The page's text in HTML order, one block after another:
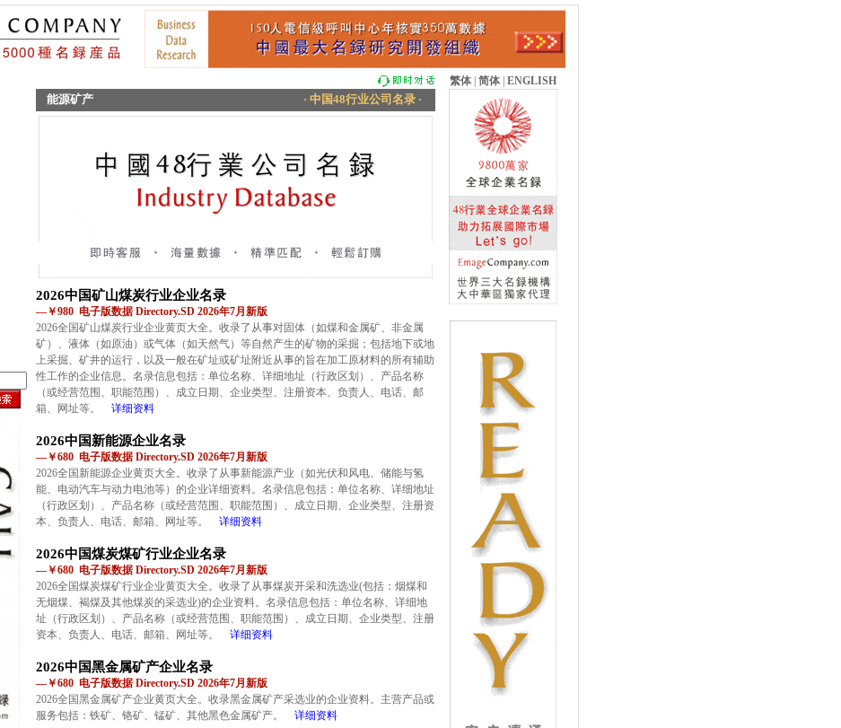
繁体 简体 ENGLISH
能源矿产 · 中国48行业公司名录 ·
2026中国矿山煤炭行业企业名录
—￥980 电子版数据 Directory.SD 2026年7月新版
2026全国矿山煤炭行业企业黄页大全。收录了从事对固体（如煤和金属矿、非金属
矿）、液体（如原油）或气体（如天然气）等自然产生的矿物的采掘；包括地下或地
上采掘、矿井的运行，以及一般在矿址或矿址附近从事的旨在加工原材料的所有辅助
性工作的企业信息。名录信息包括：单位名称、详细地址（行政区划）、产品名称
（或经营范围、职能范围）、成立日期、企业类型、注册资本、负责人、电话、邮
箱、网址等。
详细资料
2026中国新能源企业名录
—￥680 电子版数据 Directory.SD 2026年7月新版
2026全国新能源企业黄页大全。收录了从事新能源产业（如光伏和风电、储能与氢
能、电动汽车与动力电池等）的企业详细资料。名录信息包括：单位名称、详细地址
（行政区划）、产品名称（或经营范围、职能范围）、成立日期、企业类型、注册资
本、负责人、电话、邮箱、网址等。
详细资料
2026中国煤炭煤矿行业企业名录
—￥680 电子版数据 Directory.SD 2026年7月新版
2026全国煤炭煤矿行业企业黄页大全。收录了从事煤炭开采和洗选业(包括：烟煤和
无烟煤、褐煤及其他煤炭的采选业)的企业资料。名录信息包括：单位名称、详细地
址（行政区划）、产品名称（或经营范围、职能范围）、成立日期、企业类型、注册
资本、负责人、电话、邮箱、网址等。
详细资料
2026中国黑金属矿产企业名录
—￥680 电子版数据 Directory.SD 2026年7月新版
2026全国黑金属矿产企业黄页大全。收录黑金属矿产采选业的企业资料。主营产品或
服务包括：铁矿、铬矿、锰矿、其他黑色金属矿产。
详细资料